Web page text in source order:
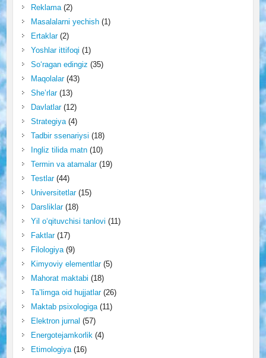
Reklama(2)
Masalalarni yechish(1)
Ertaklar(2)
Yoshlar ittifoqi (1)
So‘ragan edingiz (35)
Maqolalar(43)
She’rlar(13)
Davlatlar(12)
Strategiya(4)
Tadbir ssenariysi (18)
Ingliz tilida matn(10)
Termin va atamalar(19)
Testlar(44)
Universitetlar(15)
Darsliklar(18)
Yil o‘qituvchisi tanlovi (11)
Faktlar(17)
Filologiya(9)
Kimyoviy elementlar(5)
Mahorat maktabi (18)
Ta’limga oid hujjatlar(26)
Maktab psixologiga(11)
Elektron jurnal (57)
Energotejamkorlik (4)
Etimologiya(16)